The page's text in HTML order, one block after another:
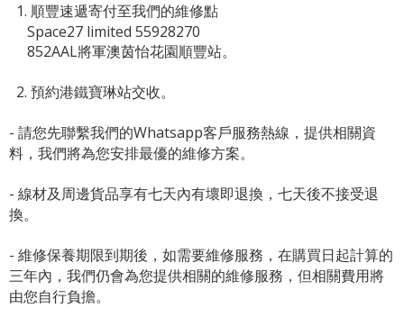
1. 順豐速遞寄付至我們的維修點
Space27 limited 55928270
852AAL將軍澳茵怡花園順豐站。
2. 預約港鐵寶琳站交收。
- 請您先聯繫我們的Whatsapp客戶服務熱線 ，提供相關資
料，我們將為您安排最優的維修方案。
- 線材及周邊貨品享有七天內有壞即退換，七天後不接受退
換。
- 維修保養期限到期後，如需要維修服務，在購買日起計算的
三年內，我們仍會為您提供相關的維修服務，但相關費用將
由您自行負擔。